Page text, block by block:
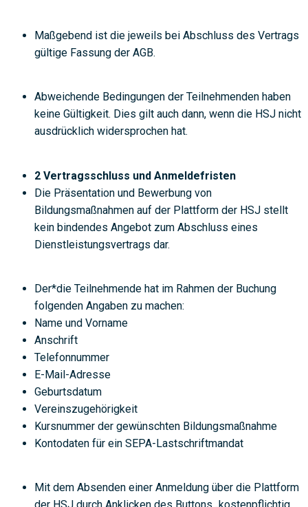
Maßgebend ist die jeweils bei Abschluss des Vertrags
gültige Fassung der AGB.
Abweichende Bedingungen der Teilnehmenden haben
keine Gültigkeit. Dies gilt auch dann, wenn die HSJ nicht
ausdrücklich widersprochen hat.
2 Vertragsschluss und Anmeldefristen
Die Präsentation und Bewerbung von
Bildungsmaßnahmen auf der Plattform der HSJ stellt
kein bindendes Angebot zum Abschluss eines
Dienstleistungsvertrags dar.
Der*die Teilnehmende hat im Rahmen der Buchung
folgenden Angaben zu machen:
Name und Vorname
Anschrift
Telefonnummer
E-Mail-Adresse
Geburtsdatum
Vereinszugehörigkeit
Kursnummer der gewünschten Bildungsmaßnahme
Kontodaten für ein SEPA-Lastschriftmandat
Mit dem Absenden einer Anmeldung über die Plattform